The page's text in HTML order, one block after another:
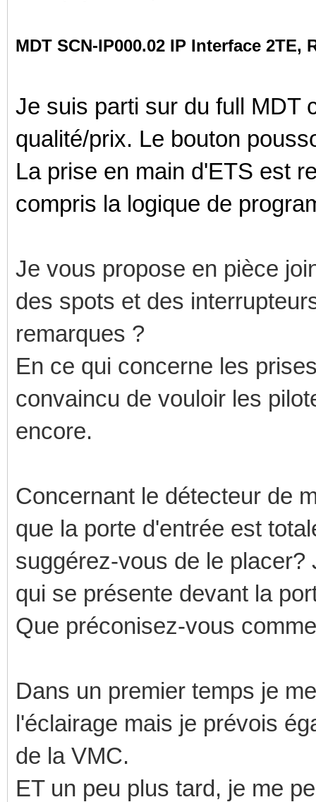
MDT SCN-IP000.02 IP Interface 2TE,
Je suis parti sur du full MDT
qualité/prix. Le bouton
La prise en main d'ETS est
compris la logique de
Je vous propose en pièce
des spots et des
remarques ?
En ce qui concerne les
convaincu de vouloir les
encore.
Concernant le détecteur de
que la porte d'entrée est
suggérez-vous de le
qui se présente devant la
Que préconisez-vous
Dans un premier temps je
l'éclairage mais je prévois
de la VMC.
ET un peu plus tard, je me